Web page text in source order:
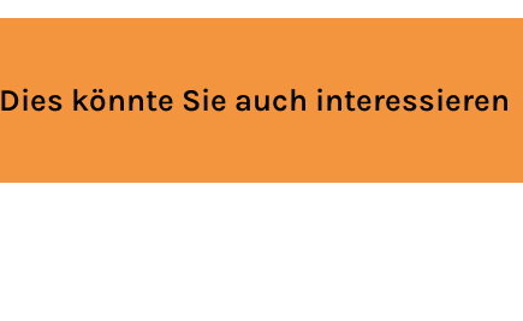
Dies könnte Sie auch interessieren